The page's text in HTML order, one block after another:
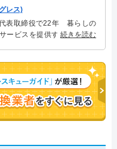
レス)
表取締役で22年 暮らしの
ービスを提供する株式会社
される「給湯器」のスペシ
続きを読む